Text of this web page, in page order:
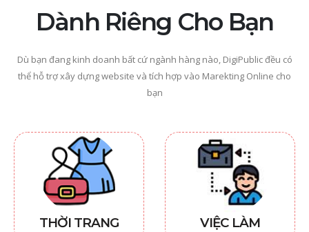
Dành Riêng Cho Bạn
Dù bạn đang kinh doanh bất cứ ngành hàng nào, DigiPublic đều có
thể hỗ trợ xây dựng website và tích hợp vào Marekting Online cho
bạn
THỜI TRANG VIỆC LÀM